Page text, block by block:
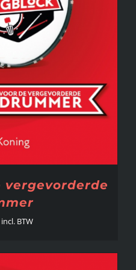
vergevorderde
incl. BTW